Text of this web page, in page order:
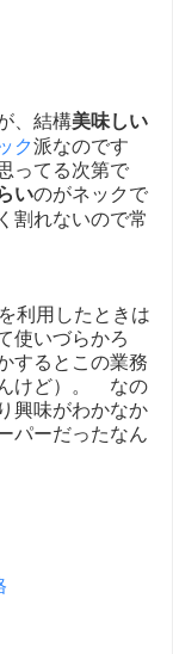
、結構美味しい
ク派なのです
ってる次第で
いのがネックで
割れないので常
利用したときは
使いづらかろ
するとこの業務
けど）。 なの
興味がわかなか
パーだったなん